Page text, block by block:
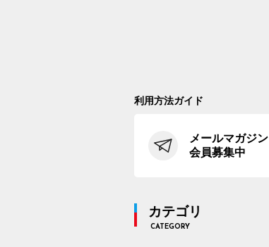
利用方法ガイド
メールマガジン
会員募集中
カテゴリ
CATEGORY